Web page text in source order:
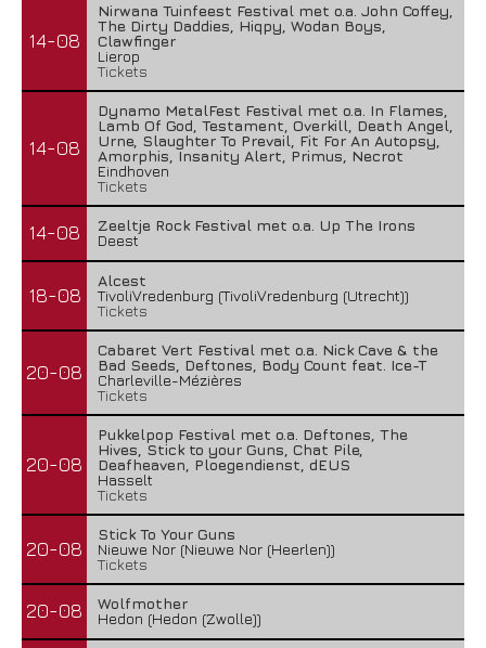
14-08
Nirwana Tuinfeest Festival met o.a. John Coffey,
The Dirty Daddies, Hiqpy, Wodan Boys,
Clawfinger
Lierop
Tickets
14-08
Dynamo MetalFest Festival met o.a. In Flames,
Lamb Of God, Testament, Overkill, Death Angel,
Urne, Slaughter To Prevail, Fit For An Autopsy,
Amorphis, Insanity Alert, Primus, Necrot
Eindhoven
Tickets
14-08
Zeeltje Rock Festival met o.a. Up The Irons
Deest
18-08
Alcest
TivoliVredenburg (TivoliVredenburg (Utrecht))
Tickets
20-08
Cabaret Vert Festival met o.a. Nick Cave & the
Bad Seeds, Deftones, Body Count feat. Ice-T
Charleville-Mézières
Tickets
20-08
Pukkelpop Festival met o.a. Deftones, The
Hives, Stick to your Guns, Chat Pile,
Deafheaven, Ploegendienst, dEUS
Hasselt
Tickets
20-08
Stick To Your Guns
Nieuwe Nor (Nieuwe Nor (Heerlen))
Tickets
20-08
Wolfmother
Hedon (Hedon (Zwolle))